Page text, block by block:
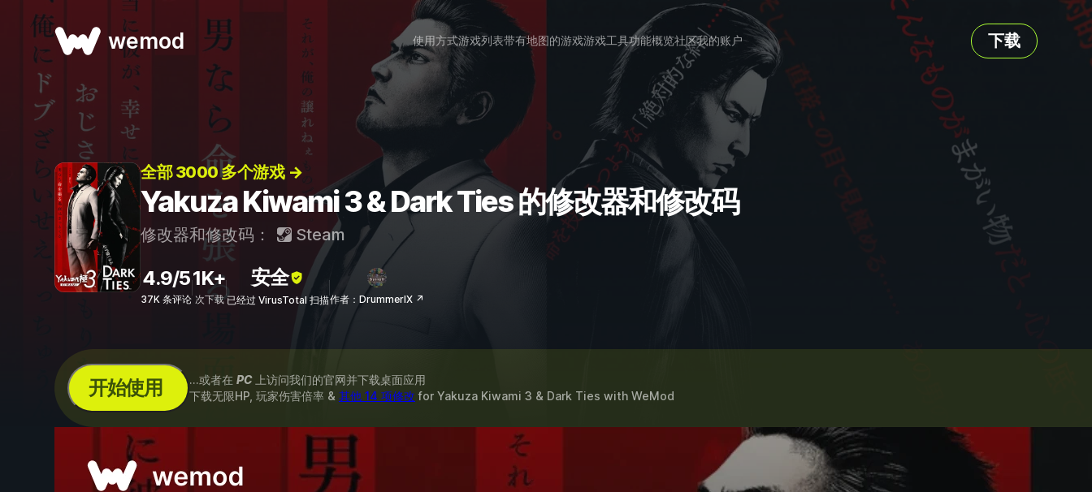
wemod 使用方式游戏列表带有地图的游戏游戏工具功能概览社区我的账户 下载
全部 3000 多个游戏 →
Yakuza Kiwami 3 & Dark Ties 的修改器和修改码
修改器和修改码： Steam
4.9/5
37K 条评论
1K+
次下载
安全
已经过 VirusTotal 扫描作者：DrummerIX ↗
开始使用 ...或者在 PC上访问我们的官网并下载桌面应用
下载无限HP, 玩家伤害倍率 & 其他 14 项修改 for Yakuza Kiwami 3 & Dark Ties with WeMod